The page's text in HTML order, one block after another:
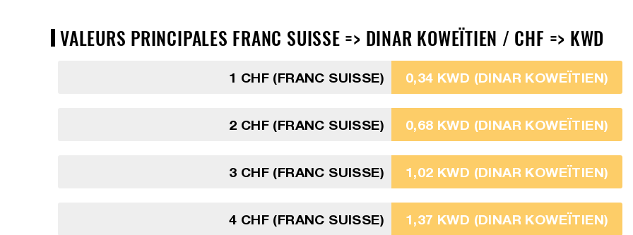
VALEURS PRINCIPALES FRANC SUISSE => DINAR KOWEÏTIEN / CHF => KWD
1 CHF (FRANC SUISSE) 0,34 KWD (DINAR KOWEÏTIEN)
2 CHF (FRANC SUISSE) 0,68 KWD (DINAR KOWEÏTIEN)
3 CHF (FRANC SUISSE) 1,02 KWD (DINAR KOWEÏTIEN)
4 CHF (FRANC SUISSE) 1,37 KWD (DINAR KOWEÏTIEN)